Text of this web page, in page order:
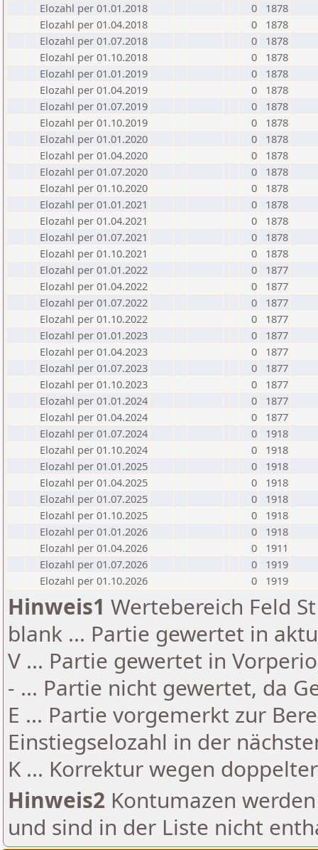
Elozahl per 01.01.2018
0
1878
Elozahl per 01.04.2018
0
1878
Elozahl per 01.07.2018
0
1878
Elozahl per 01.10.2018
0
1878
Elozahl per 01.01.2019
0
1878
Elozahl per 01.04.2019
0
1878
Elozahl per 01.07.2019
0
1878
Elozahl per 01.10.2019
0
1878
Elozahl per 01.01.2020
0
1878
Elozahl per 01.04.2020
0
1878
Elozahl per 01.07.2020
0
1878
Elozahl per 01.10.2020
0
1878
Elozahl per 01.01.2021
0
1878
Elozahl per 01.04.2021
0
1878
Elozahl per 01.07.2021
0
1878
Elozahl per 01.10.2021
0
1878
Elozahl per 01.01.2022
0
1877
Elozahl per 01.04.2022
0
1877
Elozahl per 01.07.2022
0
1877
Elozahl per 01.10.2022
0
1877
Elozahl per 01.01.2023
0
1877
Elozahl per 01.04.2023
0
1877
Elozahl per 01.07.2023
0
1877
Elozahl per 01.10.2023
0
1877
Elozahl per 01.01.2024
0
1877
Elozahl per 01.04.2024
0
1877
Elozahl per 01.07.2024
0
1918
Elozahl per 01.10.2024
0
1918
Elozahl per 01.01.2025
0
1918
Elozahl per 01.04.2025
0
1918
Elozahl per 01.07.2025
0
1918
Elozahl per 01.10.2025
0
1918
Elozahl per 01.01.2026
0
1918
Elozahl per 01.04.2026
0
1911
Elozahl per 01.07.2026
0
1919
Elozahl per 01.10.2026
0 1919
Hinweis1 Wertebereich Feld
blank ... Partie gewertet in
V ... Partie gewertet in
- ... Partie nicht gewertet, da
E ... Partie vorgemerkt zur
Einstiegselozahl in der
K ... Korrektur wegen
Hinweis2 Kontumazen
und sind in der Liste nicht